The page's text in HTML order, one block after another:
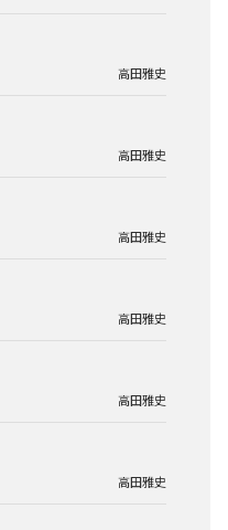
高田雅史
高田雅史
高田雅史
高田雅史
高田雅史
高田雅史